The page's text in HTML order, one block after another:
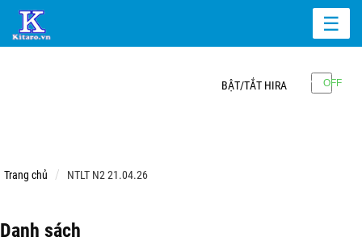
☰
BẬT/TẮT HIRA
Trang chủ NTLT N2 21.04.26
Danh sách